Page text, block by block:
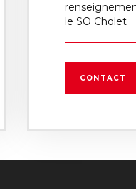
le SO Cholet
CONTACT